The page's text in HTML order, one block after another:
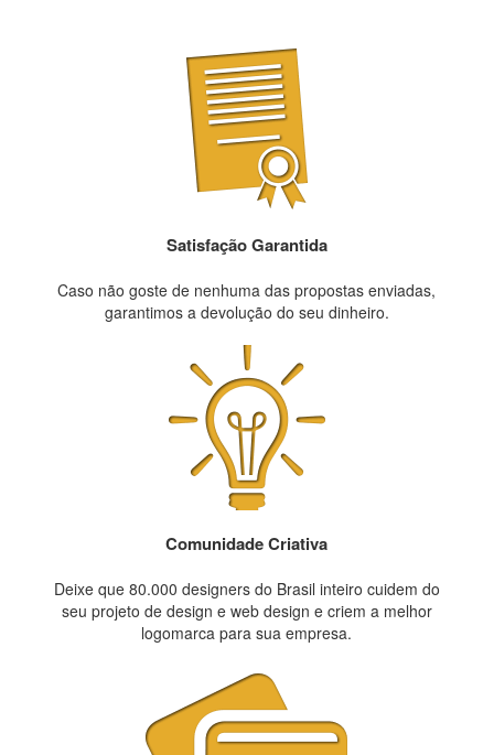
Satisfação Garantida
Caso não goste de nenhuma das propostas enviadas,
garantimos a devolução do seu dinheiro.
Comunidade Criativa
Deixe que 80.000 designers do Brasil inteiro cuidem do
seu projeto de design e web design e criem a melhor
logomarca para sua empresa.